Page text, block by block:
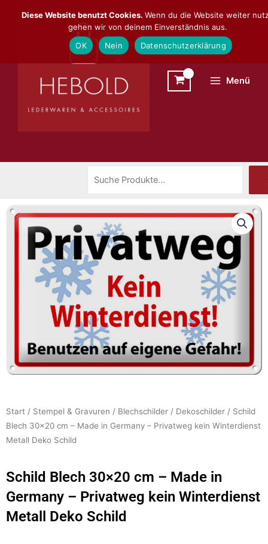
Inhalt
Menü
Start / Stempel & Gravuren / Blechschilder / Dekoschilder / Schild
Blech 30×20 cm – Made in Germany – Privatweg kein Winterdienst
Metall Deko Schild
Schild Blech 30×20 cm – Made in
Germany – Privatweg kein Winterdienst
Metall Deko Schild
Diese Website benutzt Cookies. Wenn du die Website weiter
gehen wir von deinem Einverständnis aus.
OK
Nein Datenschutzerklärung